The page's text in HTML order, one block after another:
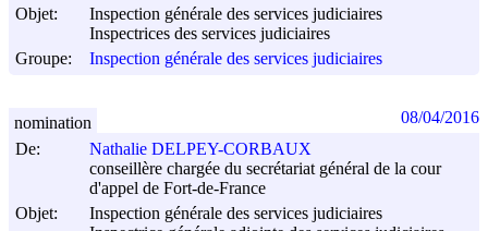
Objet:
Inspection générale des services judiciaires
Inspectrices des services judiciaires
Groupe:
Inspection générale des services judiciaires
De:
Nathalie DELPEY-CORBAUX
conseillère chargée du secrétariat général de la cour
d'appel de Fort-de-France
Objet:
Inspection générale des services judiciaires
nomination 08/04/2016